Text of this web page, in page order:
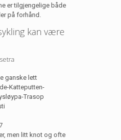
er tilgjengelige både
på forhånd.
kan være
ganske lett
Katteputten-
Trasop
men litt knot og ofte